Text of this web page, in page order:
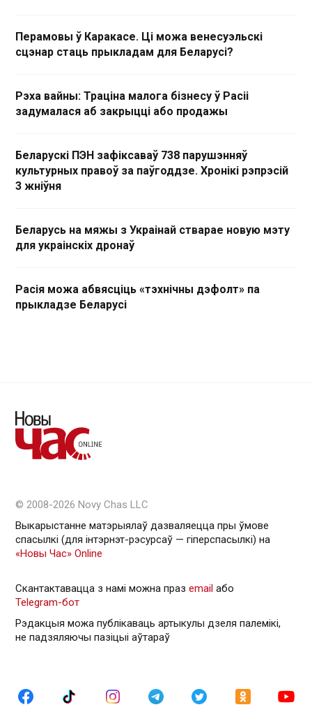
Перамовы ў Каракасе. Ці можа венесуэльскі
сцэнар стаць прыкладам для Беларусі?
Рэха вайны: Траціна малога бізнесу ў Расіі
задумалася аб закрыцці або продажы
Беларускі ПЭН зафіксаваў 738 парушэнняў
культурных правоў за паўгоддзе. Хронікі рэпрэсій
3 жніўня
Беларусь на мяжы з Украінай стварае новую мэту
для украінскіх дронаў
Расія можа абвясціць «тэхнічны дэфолт» па
прыкладзе Беларусі
© 2008-2026 Novy Chas LLC
Выкарыстанне матэрыялаў дазваляецца пры ўмове
спасылкі (для інтэрнэт-рэсурсаў — гiперспасылкi) на
«Новы Час» Online
Скантактавацца з намі можна праз email або
Telegram-бот
Рэдакцыя можа публікаваць артыкулы дзеля палемікі,
не падзяляючы пазіцыі аўтараў